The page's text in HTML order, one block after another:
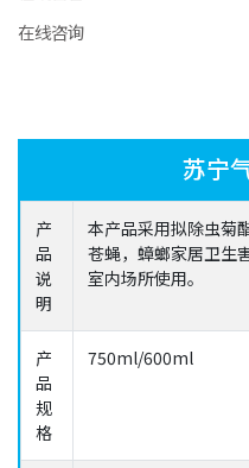
在线咨询
苏宁
产
品
说
明
本产品采用拟除虫菊
苍蝇，蟑螂家居卫生
室内场所使用。
产
品
规
格
750ml/600ml